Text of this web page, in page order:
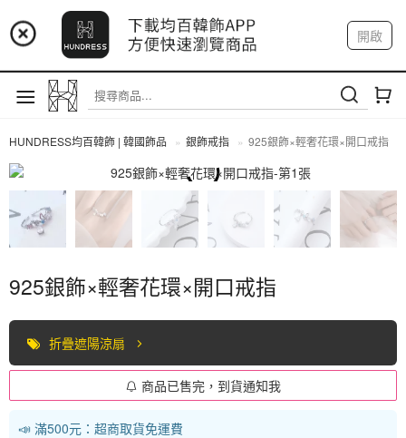
📢 市集預告：9/4-9/6 淡水捷運站
📢 市集預告：9/12-9/13 八里海巡基地
📢 市集預告：8/22-8/23 桃園青埔置地廣場
開啟
註冊 我的帳戶
HUNDRESS均百韓飾 | 韓國飾品 銀飾戒指 925銀飾×輕奢花環×開口戒指
全部商品
925銀飾×輕奢花環×開口戒指
折疊遮陽涼扇
商品已售完，到貨通知我
📣 滿500元：超商取貨免運費